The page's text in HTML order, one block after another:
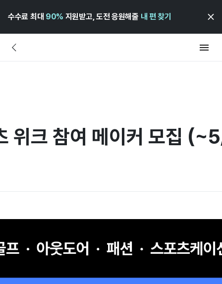
수수료 최대 90% 지원받고, 도전 응원해줄 내 편 찾기
위크 참여 메이커 모집